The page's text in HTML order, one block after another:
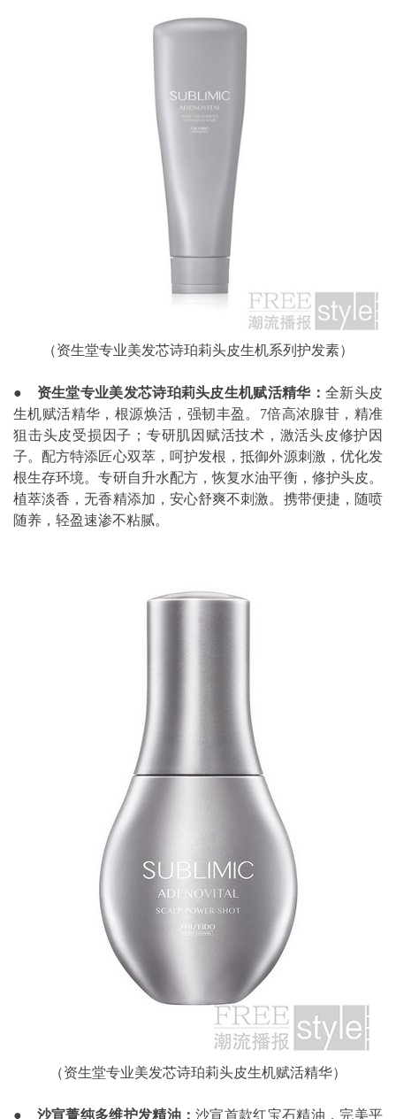
（资生堂专业美发芯诗珀莉头皮生机系列护发素）
● 资生堂专业美发芯诗珀莉头皮生机赋活精华：全新头皮
生机赋活精华，根源焕活，强韧丰盈。7倍高浓腺苷，精准
狙击头皮受损因子；专研肌因赋活技术，激活头皮修护因
子。配方特添匠心双萃，呵护发根，抵御外源刺激，优化发
根生存环境。专研自升水配方，恢复水油平衡，修护头皮。
植萃淡香，无香精添加，安心舒爽不刺激。携带便捷，随喷
随养，轻盈速渗不粘腻。
（资生堂专业美发芯诗珀莉头皮生机赋活精华）
● 沙宣菁纯多维护发精油：沙宣首款红宝石精油，完美平